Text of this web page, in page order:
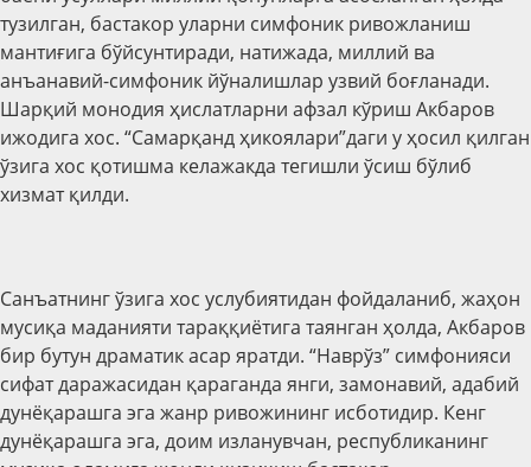
тузилган, бастакор уларни симфоник ривожланиш
мантиғига бўйсунтиради, натижада, миллий ва
анъанавий-симфоник йўналишлар узвий боғланади.
Шарқий монодия ҳислатларни афзал кўриш Акбаров
ижодига хос. “Самарқанд ҳикоялари”даги у ҳосил қилган
ўзига хос қотишма келажакда тегишли ўсиш бўлиб
хизмат қилди.
Санъатнинг ўзига хос услубиятидан фойдаланиб, жаҳон
мусиқа маданияти тараққиётига таянган ҳолда, Акбаров
бир бутун драматик асар яратди. “Наврўз” симфонияси
сифат даражасидан қараганда янги, замонавий, адабий
дунёқарашга эга жанр ривожининг исботидир. Кенг
дунёқарашга эга, доим изланувчан, республиканинг